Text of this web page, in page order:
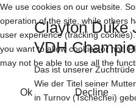
Clayton Duke
VDH
Das ist unserer
Wie der Titel seiner
in Turnov (Tschechei)
We use cookies on our website.
operation of the site, while others
user experience (tracking
you want to allow cookies or not.
may not be able to use all the
Ok Decline